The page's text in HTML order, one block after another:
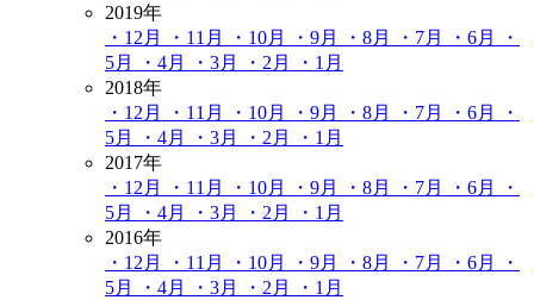
2019年
・12月
・11月 ・10月 ・9月 ・8月 ・7月 ・6月
・
5月
・4月 ・3月 ・2月
・1月
2018年
・12月
・11月 ・10月 ・9月 ・8月 ・7月 ・6月
・
5月
・4月 ・3月 ・2月
・1月
2017年
・12月
・11月 ・10月 ・9月 ・8月 ・7月 ・6月
・
5月
・4月 ・3月 ・2月
・1月
2016年
・12月
・11月 ・10月 ・9月 ・8月 ・7月 ・6月
・
5月
・4月 ・3月 ・2月
・1月